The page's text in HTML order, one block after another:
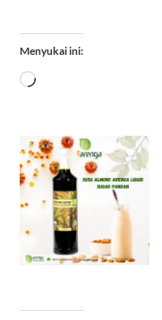
Menyukai ini:
Memuat...